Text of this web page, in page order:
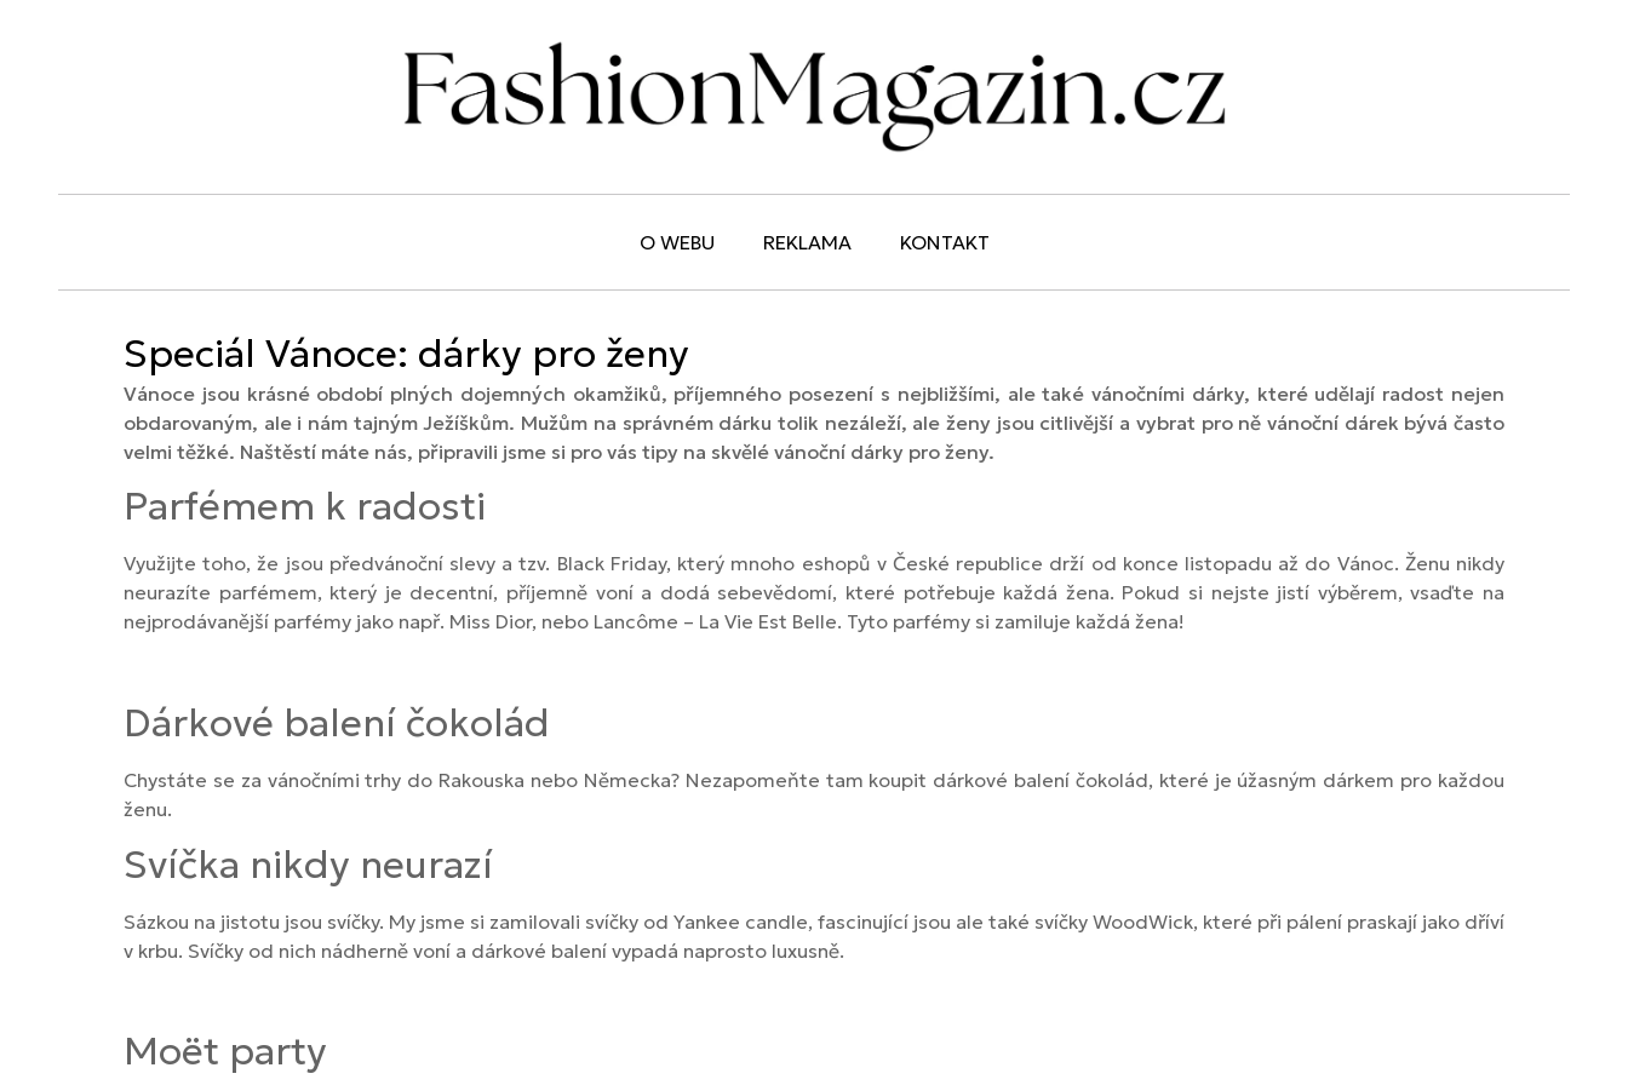
O WEBU REKLAMA KONTAKT
Speciál Vánoce: dárky pro ženy
Vánoce jsou krásné období plných dojemných okamžiků, příjemného posezení s nejbližšími, ale také vánočními dárky, které udělají radost nejen
obdarovaným, ale i nám tajným Ježíškům. Mužům na správném dárku tolik nezáleží, ale ženy jsou citlivější a vybrat pro ně vánoční dárek bývá často
velmi těžké. Naštěstí máte nás, připravili jsme si pro vás tipy na skvělé vánoční dárky pro ženy.
Parfémem k radosti
Využijte toho, že jsou předvánoční slevy a tzv. Black Friday, který mnoho eshopů v České republice drží od konce listopadu až do Vánoc. Ženu nikdy
neurazíte parfémem, který je decentní, příjemně voní a dodá sebevědomí, které potřebuje každá žena. Pokud si nejste jistí výběrem, vsaďte na
nejprodávanější parfémy jako např. Miss Dior, nebo Lancôme – La Vie Est Belle. Tyto parfémy si zamiluje každá žena!
Dárkové balení čokolád
Chystáte se za vánočními trhy do Rakouska nebo Německa? Nezapomeňte tam koupit dárkové balení čokolád, které je úžasným dárkem pro každou
ženu.
Svíčka nikdy neurazí
Sázkou na jistotu jsou svíčky. My jsme si zamilovali svíčky od Yankee candle, fascinující jsou ale také svíčky WoodWick, které při pálení praskají jako dříví
v krbu. Svíčky od nich nádherně voní a dárkové balení vypadá naprosto luxusně.
Moët party